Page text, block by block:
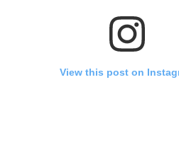
View this post on